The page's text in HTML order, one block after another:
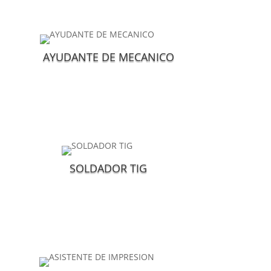
AYUDANTE DE MECANICO
SOLDADOR TIG